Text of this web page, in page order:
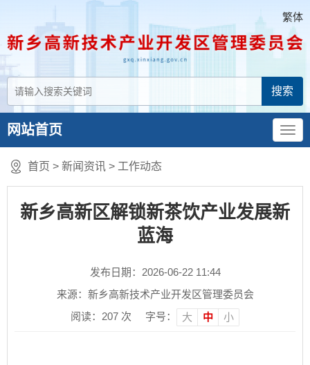
繁体
网站首页
首页 > 新闻资讯 > 工作动态
新乡高新区解锁新茶饮产业发展新
蓝海
发布日期：2026-06-22 11:44
来源：新乡高新技术产业开发区管理委员会
阅读： 207 次 字号： 大 中 小